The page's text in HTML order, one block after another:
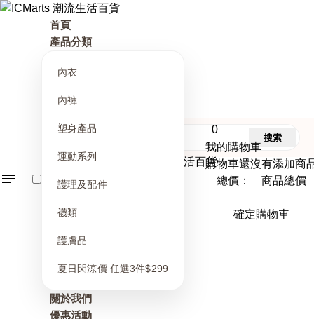
首頁
產品分類
內衣
內褲
塑身產品
運動系列
護理及配件
襪類
護膚品
夏日閃涼價 任選3件$299
關於我們
優惠活動
0
我的購物車
購物車還沒有添加商
總價： 商品總價
確定購物車
搜索